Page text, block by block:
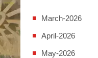
March-2026
April-2026
May-2026